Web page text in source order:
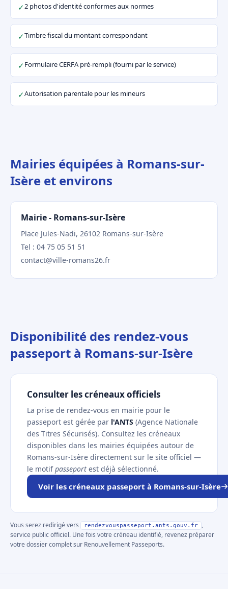
✓2 photos d'identité conformes aux normes
✓Timbre fiscal du montant correspondant
✓ Formulaire CERFA pré-rempli (fourni par le service)
✓Autorisation parentale pour les mineurs
Mairies équipées à Romans-sur-
Isère et environs
Mairie - Romans-sur-Isère
Place Jules-Nadi, 26102 Romans-sur-Isère
Tel : 04 75 05 51 51
contact@ville-romans26.fr
Disponibilité des rendez-vous
passeport à Romans-sur-Isère
Consulter les créneaux officiels
La prise de rendez-vous en mairie pour le
passeport est gérée par l'ANTS (Agence Nationale
des Titres Sécurisés). Consultez les créneaux
disponibles dans les mairies équipées autour de
Romans-sur-Isère directement sur le site officiel —
le motifpasseport est déjà sélectionné.
Voir les créneaux passeport à Romans-sur-Isère
Vous serez redirigé vers rendezvouspasseport.ants.gouv.fr
,
service public officiel. Une fois votre créneau identifié, revenez préparer
votre dossier complet sur Renouvellement Passeports.